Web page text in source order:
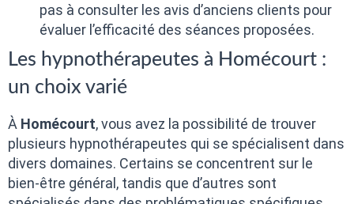
pas à consulter les avis d’anciens clients pour
évaluer l’efficacité des séances proposées.
Les hypnothérapeutes à Homécourt :
un choix varié
À Homécourt, vous avez la possibilité de trouver
plusieurs hypnothérapeutes qui se spécialisent dans
divers domaines. Certains se concentrent sur le
bien-être général, tandis que d’autres sont